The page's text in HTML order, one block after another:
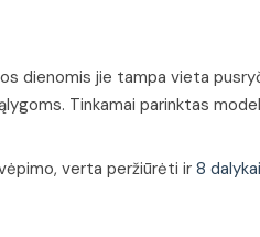
dienomis jie tampa vieta
Tinkamai parinktas
verta peržiūrėti ir 8